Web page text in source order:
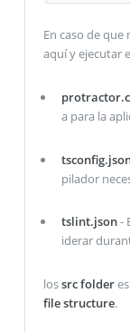
En caso de que
aquí y ejecutar
a para la
pilador
tslint.json-
iderar
lossrc folderes
file structure.